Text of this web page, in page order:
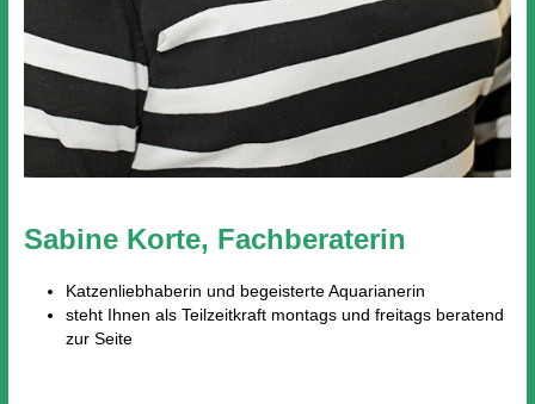
Sabine Korte, Fachberaterin
Katzenliebhaberin und begeisterte Aquarianerin
steht Ihnen als Teilzeitkraft montags und freitags beratend
zur Seite